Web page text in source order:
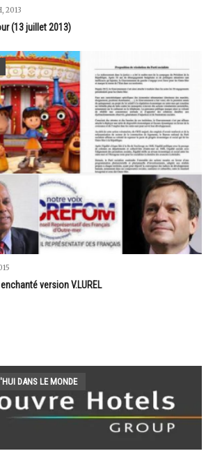
2013
(13 juillet 2013)
version V.LUREL
DANS LE MONDE